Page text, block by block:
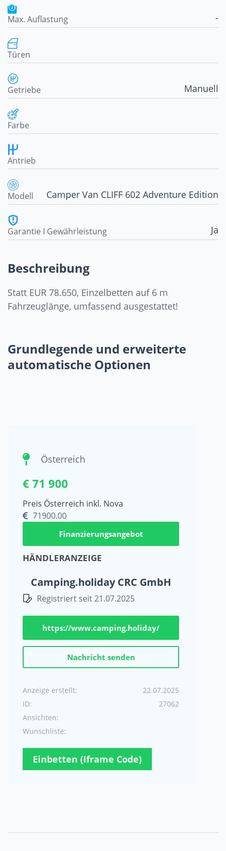
Max. Auflastung -
Türen
Getriebe Manuell
Farbe
Antrieb
Modell Camper Van CLIFF 602 Adventure Edition
Garantie I Gewährleistung Ja
Beschreibung
Statt EUR 78.650, Einzelbetten auf 6 m
Fahrzeuglänge, umfassend ausgestattet!
Grundlegende und erweiterte
automatische Optionen
Österreich
€ 71 900
Preis Österreich inkl. Nova
71900.00
Finanzierungsangebot
HÄNDLERANZEIGE
Camping.holiday CRC GmbH
Registriert seit 21.07.2025
https://www.camping.holiday/
Nachricht senden
Anzeige erstellt:
22.07.2025
ID:
27062
Ansichten:
Wunschliste:
Einbetten (Iframe Code)